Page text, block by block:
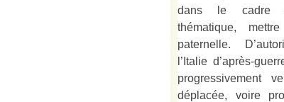
dans le cadre
thématique,
paternelle.
l’Italie d’après-
progressivement
déplacée, voire